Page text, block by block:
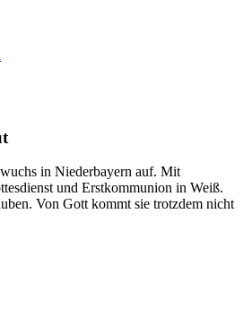
in Niederbayern auf. Mit
und Erstkommunion in Weiß.
Von Gott kommt sie trotzdem nicht